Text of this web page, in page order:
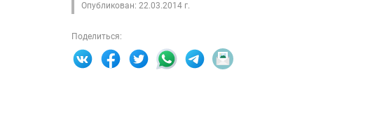
Опубликован: 22.03.2014 г.
Поделиться: